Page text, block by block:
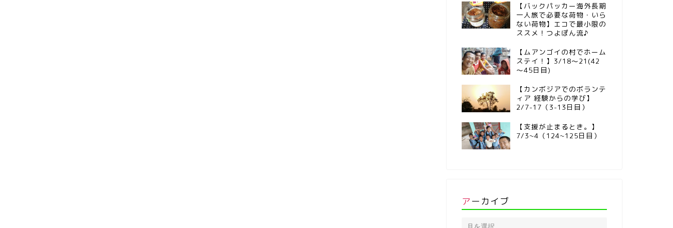
【バックパッカー海外長期
一人旅で必要な荷物・いら
ない荷物】エコで最小限の
ススメ！つよぽん流♪
【ムアンゴイの村でホーム
ステイ！】3/18～21(42
～45日目)
【カンボジアでのボランテ
ィア 経験からの学び】
2/7-17（3-13日目）
【支援が止まるとき。】
7/3~4（124~125日目）
アーカイブ